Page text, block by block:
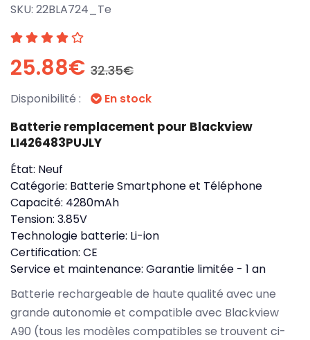
SKU: 22BLA724_Te
25.88€ 32.35€
Disponibilité : En stock
Batterie remplacement pour Blackview
LI426483PUJLY
État: Neuf
Catégorie: Batterie Smartphone et Téléphone
Capacité: 4280mAh
Tension: 3.85V
Technologie batterie: Li-ion
Certification: CE
Service et maintenance: Garantie limitée - 1 an
Batterie rechargeable de haute qualité avec une
grande autonomie et compatible avec Blackview
A90 (tous les modèles compatibles se trouvent ci-